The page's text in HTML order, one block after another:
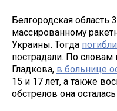
Белгородская область
массированному
Украины. Тогда
пострадали. По словам
Гладкова, в больнице
15 и 17 лет, а также
обстрелов она